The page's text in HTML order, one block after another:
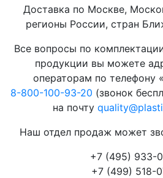
Доставка по Москве,
регионы России, стран
Все вопросы по
продукции вы можете
операторам по телефону
8-800-100-93-20 (звонок
на почту
Наш отдел продаж может
+7 (495) 933-
+7 (499) 518-